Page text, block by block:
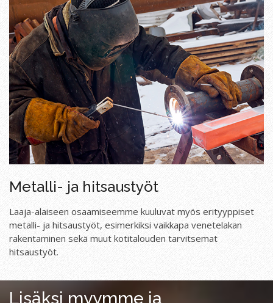
Metalli- ja hitsaustyöt
Laaja-alaiseen osaamiseemme kuuluvat myös erityyppiset
metalli- ja hitsaustyöt, esimerkiksi vaikkapa venetelakan
rakentaminen sekä muut kotitalouden tarvitsemat
hitsaustyöt.
Lisäksi myymme ja